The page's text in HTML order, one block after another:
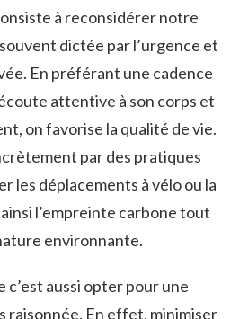
à reconsidérer notre
dictée par l’urgence et
En préférant une cadence
attentive à son corps et
on favorise la qualité de vie.
par des pratiques
les déplacements à vélo ou la
l’empreinte carbone tout
environnante.
aussi opter pour une
raisonnée. En effet, minimiser